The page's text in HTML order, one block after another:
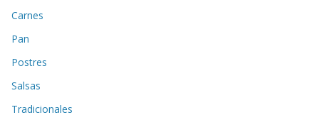
Carnes
Pan
Postres
Salsas
Tradicionales